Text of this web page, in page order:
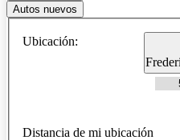
Autos nuevos
Ubicación:
Distancia de mi ubicación